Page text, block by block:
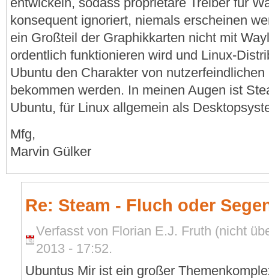
konsequent ignoriert, niemals erscheinen
ein Großteil der Graphikkarten nicht mit
ordentlich funktionieren wird und Linux-
Ubuntu den Charakter von
bekommen werden. In meinen Augen ist
Ubuntu, für Linux allgemein als
Mfg,
Marvin Gülker
Re: Steam - Fluch oder
Verfasst von Florian E.J. Fruth (nicht
2013 - 17:52.
Ubuntus Mir ist ein großer